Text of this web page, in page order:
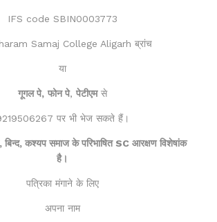
IFS code SBIN0003773
Samaj College Aligarh ब्रांच
या
गूगल पे, फोन पे, पेटीएमसे
पर भी भेज सकते हैं।
बिन्द, कश्यप समाज के परिभाषित SC आरक्षण विशेषांक
है।
पत्रिका मंगाने के लिए
अपना नाम